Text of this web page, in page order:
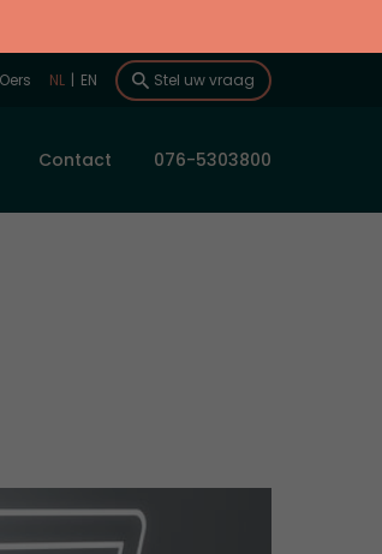
NL | EN Stel uw vraag
Contact 076-5303800